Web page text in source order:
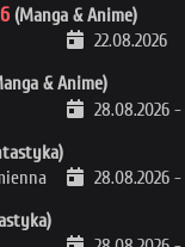
(Manga & Anime)
22.08.2026
& Anime)
28.08.2026 -
28.08.2026 -